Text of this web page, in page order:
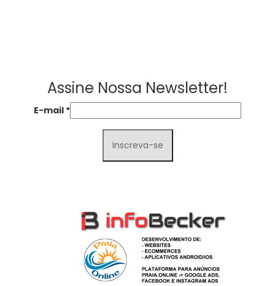
Assine Nossa Newsletter!
E-mail *